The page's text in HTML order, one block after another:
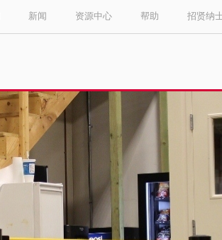
English
中文
新闻 资源中心 帮助 招贤纳